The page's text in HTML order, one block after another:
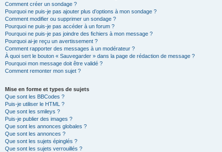
Comment créer un sondage ?
Pourquoi ne puis-je pas ajouter plus d’options à mon sondage ?
Comment modifier ou supprimer un sondage ?
Pourquoi ne puis-je pas accéder à un forum ?
Pourquoi ne puis-je pas joindre des fichiers à mon message ?
Pourquoi ai-je reçu un avertissement ?
Comment rapporter des messages à un modérateur ?
À quoi sert le bouton « Sauvegarder » dans la page de rédaction de message ?
Pourquoi mon message doit être validé ?
Comment remonter mon sujet ?
Mise en forme et types de sujets
Que sont les BBCodes ?
Puis-je utiliser le HTML ?
Que sont les smileys ?
Puis-je publier des images ?
Que sont les annonces globales ?
Que sont les annonces ?
Que sont les sujets épinglés ?
Que sont les sujets verrouillés ?